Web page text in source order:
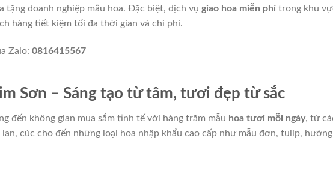
tặng doanh nghiệpmẫu hoa. Đặc biệt, dịch vụ giao hoa miễn phítrong khu
hàng tiết kiệm tối đa thời gian và chi phí.
Zalo: 0816415567
Sơn – Sáng tạo từ tâm, tươi đẹp từ sắc
đến không gian mua sắm tinh tế với hàng trăm mẫu hoa tươi mỗi ngày, từ
lan, cúc cho đến những loại hoa nhập khẩu cao cấp như mẫu đơn, tulip, hướng